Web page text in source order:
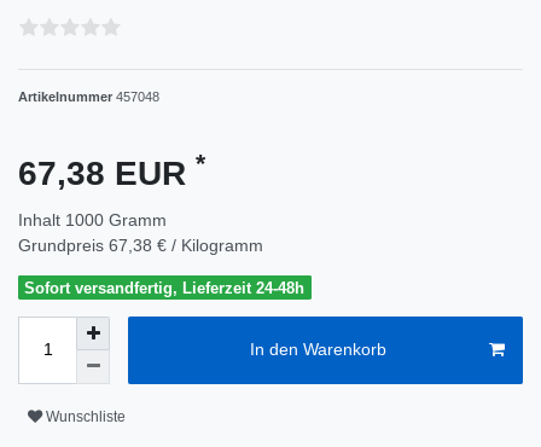
Artikelnummer 457048
67,38 EUR *
Inhalt 1000 Gramm
Grundpreis 67,38 € / Kilogramm
Sofort versandfertig, Lieferzeit 24-48h
In den Warenkorb
Wunschliste